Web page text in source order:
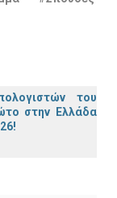
του
στην Ελλάδα